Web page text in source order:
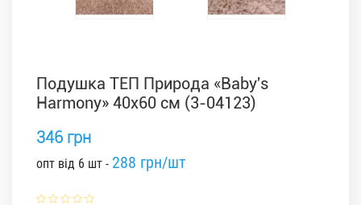
Подушка ТЕП Природа «Baby's
Harmony» 40х60 см (3-04123)
346 грн
опт від 6 шт - 288 грн/шт